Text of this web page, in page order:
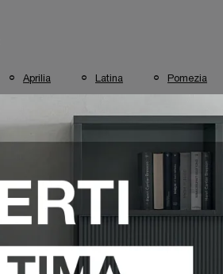
Aprilia Latina Pomezia
Pareti Attrezzate Sangiacomo Latina